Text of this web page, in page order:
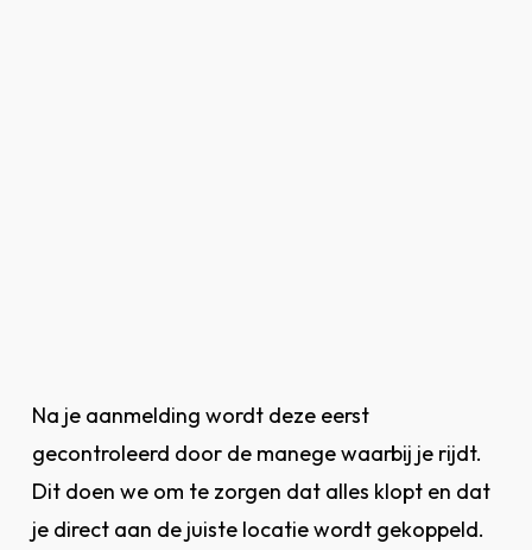
Na je aanmelding wordt deze eerst
gecontroleerd door de manege waarbij je rijdt.
Dit doen we om te zorgen dat alles klopt en dat
je direct aan de juiste locatie wordt gekoppeld.